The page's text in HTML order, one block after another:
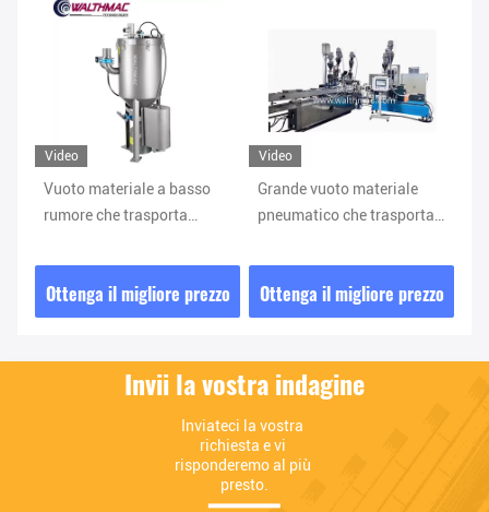
Video
Vuoto materiale a basso
rumore che trasporta
plastica
Ottenga il migliore prezzo
Video
Grande vuoto materiale
pneumatico che trasporta
Ottenga il migliore prezzo
Invii la vostra indagine
Inviateci la vostra
richiesta e vi
risponderemo al più
presto.